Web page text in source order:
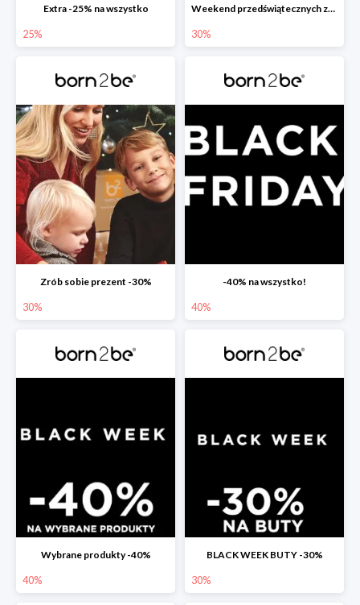
Extra -25% na wszystko
25%
Weekend przedświątecznych zakupów
30%
Zrób sobie prezent -30%
30%
-40% na wszystko!
40%
Wybrane produkty -40%
40%
BLACK WEEK BUTY -30%
30%